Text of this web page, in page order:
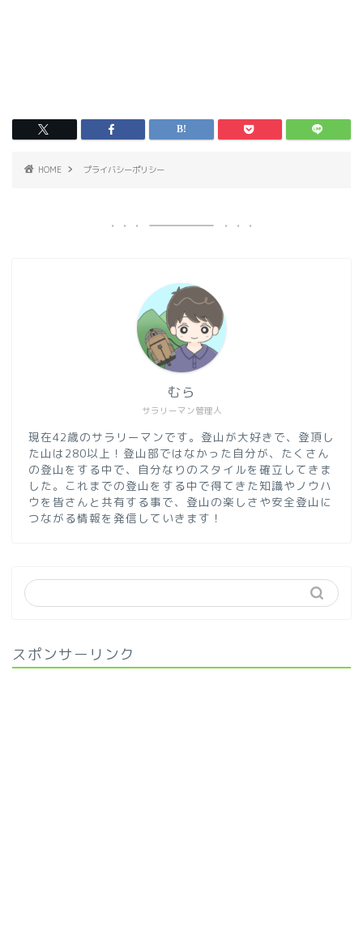
HOME プライバシーポリシー
サラリーマン管理人
むら
現在42歳のサラリーマンです。登山が大好きで、登頂し
た山は280以上！登山部ではなかった自分が、たくさん
の登山をする中で、自分なりのスタイルを確立してきま
した。これまでの登山をする中で得てきた知識やノウハ
ウを皆さんと共有する事で、登山の楽しさや安全登山に
つながる情報を発信していきます！
スポンサーリンク